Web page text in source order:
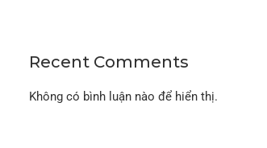
Recent Comments
Không có bình luận nào để hiển thị.